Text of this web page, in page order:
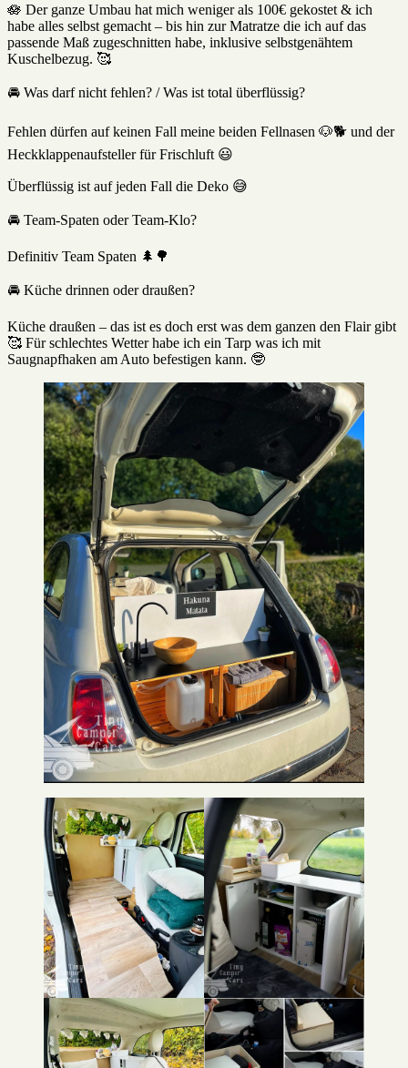
🪷 Der ganze Umbau hat mich weniger als 100€ gekostet & ich
habe alles selbst gemacht – bis hin zur Matratze die ich auf das
passende Maß zugeschnitten habe, inklusive selbstgenähtem
Kuschelbezug. 🥰
🚘 Was darf nicht fehlen? / Was ist total überflüssig?
Fehlen dürfen auf keinen Fall meine beiden Fellnasen 🐶🐕 und der
Heckklappenaufsteller für Frischluft 😃
Überflüssig ist auf jeden Fall die Deko 😅
🚘 Team-Spaten oder Team-Klo?
Definitiv Team Spaten 🌲🌳
🚘 Küche drinnen oder draußen?
Küche draußen – das ist es doch erst was dem ganzen den Flair gibt
🥰 Für schlechtes Wetter habe ich ein Tarp was ich mit
Saugnapfhaken am Auto befestigen kann. 🤓